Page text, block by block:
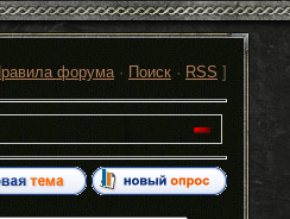
форума· Поиск · RSS ]